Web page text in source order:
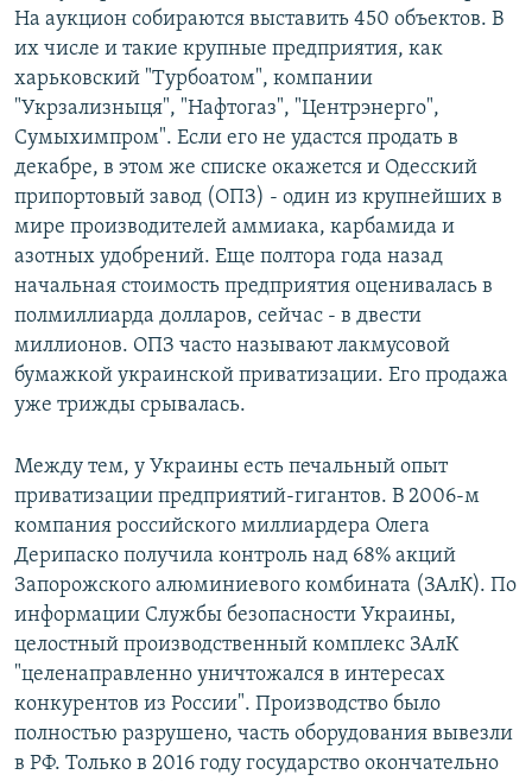
На аукцион собираются выставить 450 объектов. В
их числе и такие крупные предприятия, как
харьковский "Турбоатом", компании
"Укрзализныця", "Нафтогаз", "Центрэнерго",
Сумыхимпром". Если его не удастся продать в
декабре, в этом же списке окажется и Одесский
припортовый завод (ОПЗ) - один из крупнейших в
мире производителей аммиака, карбамида и
азотных удобрений. Еще полтора года назад
начальная стоимость предприятия оценивалась в
полмиллиарда долларов, сейчас - в двести
миллионов. ОПЗ часто называют лакмусовой
бумажкой украинской приватизации. Его продажа
уже трижды срывалась.
Между тем, у Украины есть печальный опыт
приватизации предприятий-гигантов. В 2006-м
компания российского миллиардера Олега
Дерипаско получила контроль над 68% акций
Запорожского алюминиевого комбината (ЗАлК). По
информации Службы безопасности Украины,
целостный производственный комплекс ЗАлК
"целенаправленно уничтожался в интересах
конкурентов из России". Производство было
полностью разрушено, часть оборудования вывезли
в РФ. Только в 2016 году государство окончательно